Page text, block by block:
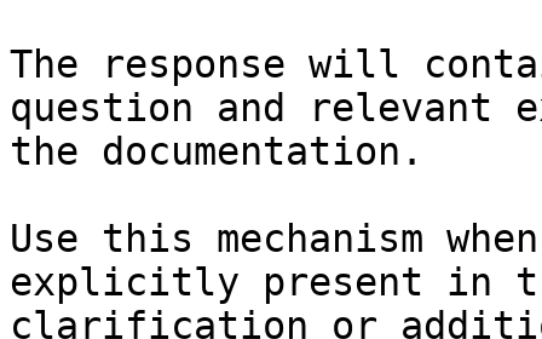
The response will
question and relevant
the documentation.
Use this mechanism
explicitly present in
clarification or